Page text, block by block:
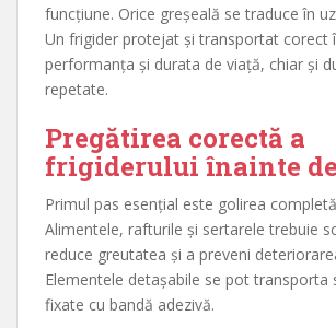
funcțiune. Orice greșeală se traduce în
Un frigider protejat și transportat corect
performanța și durata de viață, chiar și
repetate.
Pregătirea corectă a
frigiderului înainte
Primul pas esențial este golirea
Alimentele, rafturile și sertarele trebuie
reduce greutatea și a preveni
Elementele detașabile se pot transporta
fixate cu bandă adezivă.